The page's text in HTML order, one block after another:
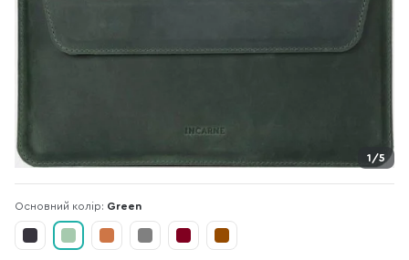
1/5
Основний колір: Green